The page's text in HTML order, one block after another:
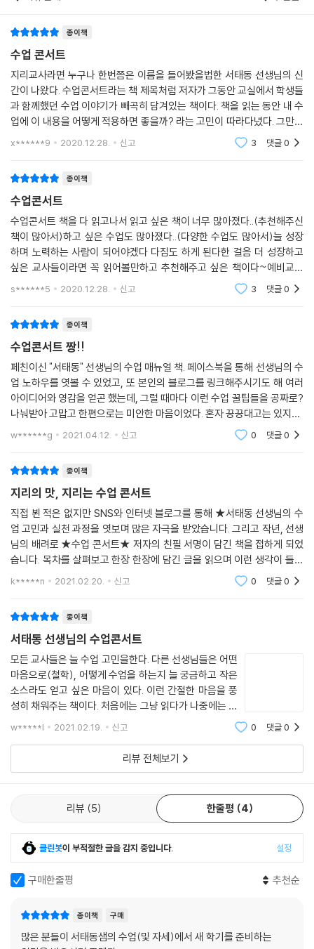
종이책
수업 콘서트
지리교사라면 누구나 한번쯤은 이름을 들어봤을법한 서태동 선생님의 신
간이 나왔다. 수업콘서트라는 책 제목처럼 저자가 그동안 교실에서 학생들
과 함께했던 수업 이야기가 빼곡히 담겨있는 책이다. 책을 읽는 동안 내 수
업에 이 내용을 어떻게 적용하면 좋을까? 라는 고민이 따라다녔다. 그만큼
x******9 2020.12.28. 신고 3 댓글0
종이책
수업콘서트
수업콘서트 책을 다 읽고나서 읽고 싶은 책이 너무 많아졌다..(추천해주신
책이 많아서)하고 싶은 수업도 많아졌다..(다양한 수업도 많아서)늘 성장
하며 노력하는 사람이 되어야겠다 다짐도 하게 된다한 걸음 더 성장하고
싶은 교사들이라면 꼭 읽어볼만하고 추천해주고 싶은 책이다~예비교사
뿐만 아니라 현직 교사들에게도꼭 도움이 될 책이다!!!!!!
s******5 2020.12.28. 신고 3 댓글0
종이책
수업콘서트 짱!!
페친이신 "서태동" 선생님의 수업 매뉴얼 책. 페이스북을 통해 선생님의 수
업 노하우를 엿볼 수 있었고, 또 본인의 블로그를 링크해주시기도 해 여러
아이디어와 영감을 얻곤 했는데, 그럴 때마다 이런 수업 꿀팁들을 공짜로?
나눠받아 고맙고 한편으로는 미안한 마음이었다. 혼자 끙끙대고는 있지만,
어디 새로운 장에서 나누기는 힘든 현실적 한계에서 이렇게 지리교육의 선
w******g 2021.04.12. 신고 0 댓글0
종이책
지리의 맛, 지리는 수업 콘서트
직접 뵌 적은 없지만 SNS와 인터넷 블로그를 통해 ★서태동 선생님의 수
업 고민과 실천 과정을 엿보며 많은 자극을 받았습니다. 그리고 작년, 선생
님의 배려로 ★수업 콘서트★ 저자의 친필 서명이 담긴 책을 접하게 되었
습니다. 목차를 살펴보고 한장 한장에 담긴 글을 읽으며 이런 생각이 들었
습니다. '현장의 느낌이 살아 있는 수업 나눔' '외국의 사례가 아닌 우리가
k*****n 2021.02.20. 신고 0 댓글0
종이책
서태동 선생님의 수업콘서트
모든 교사들은 늘 수업 고민을한다. 다른 선생님들은 어떤
마음으로(철학), 어떻게 수업을 하는지 늘 궁금하고 작은
소스라도 얻고 싶은 마음이 있다. 이런 간절한 마음을 풍
성히 채워주는 책이다. 처음에는 그냥 읽다가 나중에는 아
껴서 읽었고 마지막에는 가슴이 먹먹하다가 무언가 벅차
만..) 감동적인 콘서트였다. 아낌없이 손바
w*****l 2021.02.19. 신고 0 댓글0
리뷰 전체보기
리뷰 5 한줄평 4
클린봇이 부적절한 글을 감지 중입니다. 설정
구매한줄평 추천순
종이책 구매
많은 분들이 서태동샘의 수업(및 자세)에서 새 학기를 준비하는